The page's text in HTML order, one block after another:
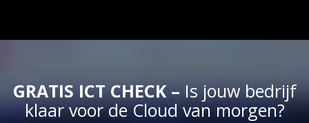
GRATIS ICT CHECK –Is jouw bedrijf
klaar voor de Cloud van morgen?